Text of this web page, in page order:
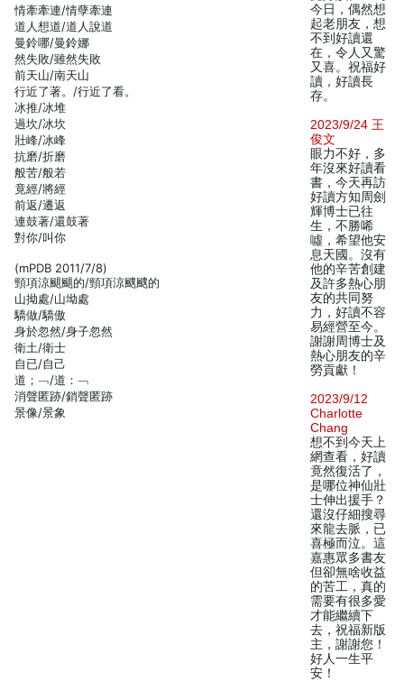
情牽牽連/情孽牽連
道人想道/道人說道
曼鈴哪/曼鈴娜
然失敗/雖然失敗
前天山/南天山
行近了著。/行近了看。
冰推/冰堆
過坎/冰坎
壯峰/冰峰
抗磨/折磨
般苦/般若
竟經/將經
前返/遷返
連鼓著/還鼓著
對你/叫你
(mPDB 2011/7/8)
頸項涼颶颶的/頸項涼颼颼的
山拗處/山坳處
驕做/驕傲
身於忽然/身子忽然
衛土/衛士
自已/自己
道；﹁/道：﹁
消聲匿跡/銷聲匿跡
景像/景象
今日，偶然想
起老朋友，想
不到好讀還
在，令人又驚
又喜。祝福好
讀，好讀長
存。
2023/9/24 王
俊文
眼力不好，多
年沒來好讀看
書，今天再訪
好讀方知周劍
輝博士已往
生，不勝唏
噓，希望他安
息天國。沒有
他的辛苦創建
及許多熱心朋
友的共同努
力，好讀不容
易經營至今。
謝謝周博士及
熱心朋友的辛
勞貢獻！
2023/9/12
Charlotte
Chang
想不到今天上
網查看，好讀
竟然復活了，
是哪位神仙壯
士伸出援手？
還沒仔細搜尋
來龍去脈，已
喜極而泣。這
嘉惠眾多書友
但卻無啥收益
的苦工，真的
需要有很多愛
才能繼續下
去，祝福新版
主，謝謝您！
好人一生平
安！